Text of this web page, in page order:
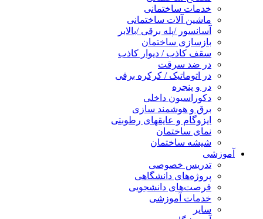
خدمات ساختمانی
ماشین آلات ساختمانی
آسانسور /پله برقی /بالابر
بازسازی ساختمان
سقف کاذب / دیوار کاذب
در ضد سرقت
در اتوماتیک / کرکره برقی
در و پنجره
دکوراسیون داخلی
برق و هوشمند سازی
ایزوگام و عایقهای رطوبتی
نمای ساختمان
شیشه ساختمان
آموزشی
تدریس خصوصی
پروژه‌های دانشگاهی
فرصت‌های دانشجویی
خدمات آموزشی
سایر